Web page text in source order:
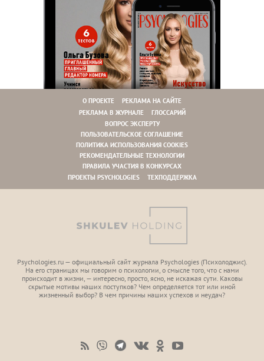
О ПРОЕКТЕ
РЕКЛАМА НА САЙТЕ
РЕКЛАМА В ЖУРНАЛЕ
ГЛОССАРИЙ
ВОПРОС ЭКСПЕРТУ
ПОЛЬЗОВАТЕЛЬСКОЕ СОГЛАШЕНИЕ
ПОЛИТИКА ИСПОЛЬЗОВАНИЯ COOKIES
РЕКОМЕНДАТЕЛЬНЫЕ ТЕХНОЛОГИИ
ПРАВИЛА УЧАСТИЯ В КОНКУРСАХ
ПРОЕКТЫ PSYCHOLOGIES
ТЕХПОДДЕРЖКА
Psychologies.ru — официальный сайт журнала Psychologies (Психoлоджиc).
На его страницах мы говорим о психологии, о смысле того, что с нами
происходит в жизни, — интересно, просто, ясно, не искажая сути. Каковы
скрытые мотивы наших поступков? Чем определяется тот или иной
жизненный выбор? В чем причины наших успехов и неудач?